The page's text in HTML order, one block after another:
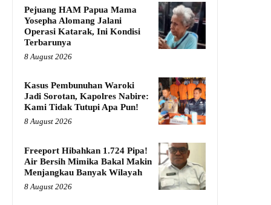
Pejuang HAM Papua Mama
Yosepha Alomang Jalani
Operasi Katarak, Ini Kondisi
Terbarunya
8 August 2026
Kasus Pembunuhan Waroki
Jadi Sorotan, Kapolres Nabire:
Kami Tidak Tutupi Apa Pun!
8 August 2026
Freeport Hibahkan 1.724 Pipa!
Air Bersih Mimika Bakal Makin
Menjangkau Banyak Wilayah
8 August 2026